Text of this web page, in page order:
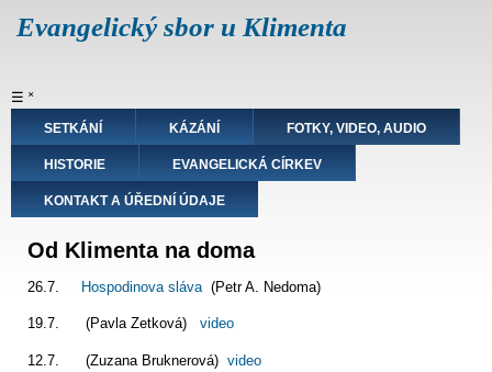
Evangelický sbor u Klimenta
Hlavní
navigace
☰ ˟
SETKÁNÍ KÁZÁNÍ FOTKY, VIDEO, AUDIO
HISTORIE EVANGELICKÁ CÍRKEV
KONTAKT A ÚŘEDNÍ ÚDAJE
Od Klimenta na doma
26.7. Hospodinova sláva (Petr A. Nedoma)
19.7. (Pavla Zetková) video
12.7. (Zuzana Bruknerová) video